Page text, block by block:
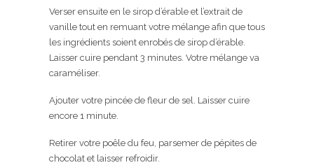
Verser ensuite en le sirop d’érable et l’extrait de
vanille tout en remuant votre mélange afin que tous
les ingrédients soient enrobés de sirop d’érable.
Laisser cuire pendant 3 minutes. Votre mélange va
caraméliser.
Ajouter votre pincée de fleur de sel. Laisser cuire
encore 1 minute.
Retirer votre poêle du feu, parsemer de pépites de
chocolat et laisser refroidir.